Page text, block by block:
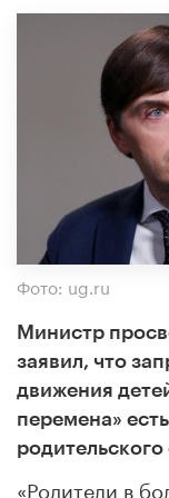
Фото: ug.ru
Министр
заявил, что
движения
перемена»
«Родители в